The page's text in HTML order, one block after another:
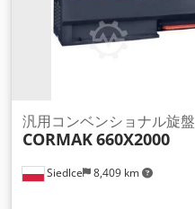
Siedlce 8,409 km
汎用コンベンショナル旋盤
CORMAK660X2000